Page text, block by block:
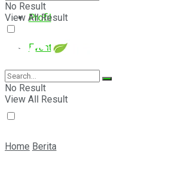
Profil
Event
E-Magazine
No Result
View All Result
No Result
View All Result
Home Berita